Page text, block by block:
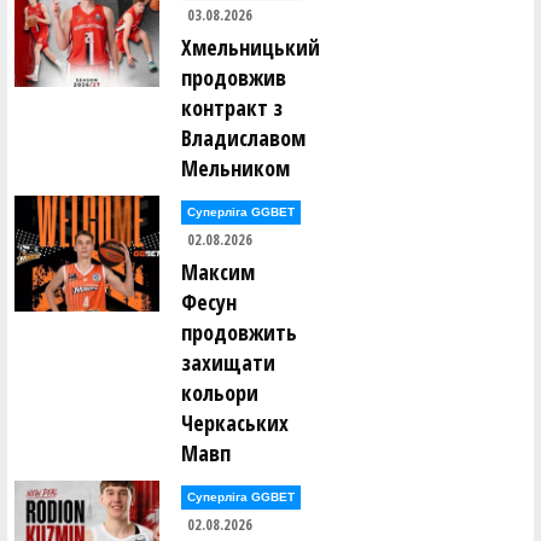
Ілля Гущин (FIVETEAM_ACD (Київ))
Микола Давиденко (ЛОКОМОТИВ (Київ))
Тимофій Дацик (PLAYMAKER-2 (AL KYIV))
Дмитро Демський (БК "FREEDOM UA" (Київ))
Андрій Джерелюк (ADMIRALS (AL KYIV))
Андрій Дідусенко (СДЮШОР З БАСКЕТБОЛУ (Київ) 10)
Остап Дмитрук (ХИЖАКИ (Київ))
Тимофій Добровольський (AVANGARD 09 (Київ))
Артем Долот (ЛОКОМОТИВ (Київ))
03.08.2026
Хмельницький
продовжив
контракт з
Владиславом
Мельником
Суперліга GGBET
02.08.2026
Максим
Фесун
продовжить
захищати
кольори
Черкаських
Мавп
Суперліга GGBET
02.08.2026